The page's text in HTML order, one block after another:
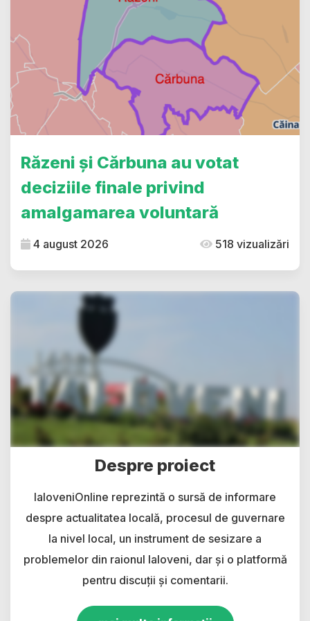
Răzeni și Cărbuna au votat
deciziile finale privind
amalgamarea voluntară
4 august 2026 518 vizualizări
Despre proiect
IaloveniOnline reprezintă o sursă de informare
despre actualitatea locală, procesul de guvernare
la nivel local, un instrument de sesizare a
problemelor din raionul Ialoveni, dar și o platformă
pentru discuții și comentarii.